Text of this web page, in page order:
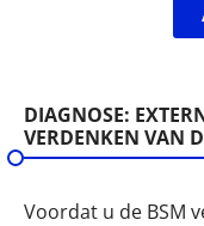
DIAGNOSE:
VERDENKEN VAN
Voordat u de BSM